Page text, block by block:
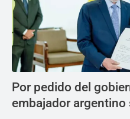
Por pedido del
embajador argentino